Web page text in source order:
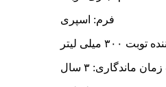
فرم: اسپری
میلی لیتر
ماندگاری: ۳ سال